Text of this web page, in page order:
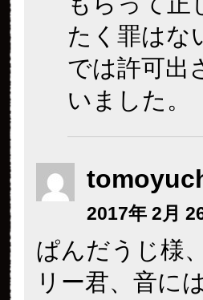
たく罪はな
では許可出
いました。
2017年 2月
ぱんだうじ様
リー君、音に